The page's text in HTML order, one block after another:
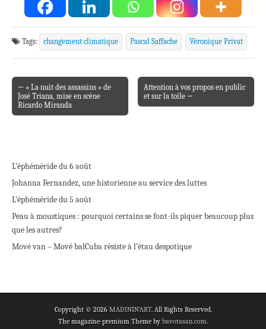
Tags: changement climatique Pascal Saffache Véronique Privat
Post navigation
← « La nuit des assassins » de
José Triana, mise en scène
Ricardo Miranda
Attention à vos propos en public
et sur la toile →
L’éphéméride du 6 août
Johanna Fernandez, une historienne au service des luttes
L’éphéméride du 5 août
Peau à moustiques : pourquoi certains se font-ils piquer beaucoup plus
que les autres?
Mové van – Mové balCuba résiste à l’étau despotique
Copyright © 2026 MADININ'ART. All Rights Reserved.
The magazine-premium Theme by bavotasan.com.